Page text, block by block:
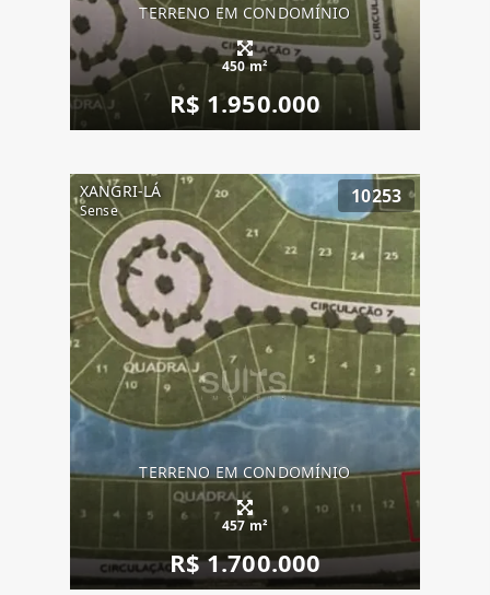
TERRENO EM CONDOMÍNIO
450 m²
R$ 1.950.000
XANGRI-LÁ
Sense
10253
TERRENO EM CONDOMÍNIO
457 m²
R$ 1.700.000